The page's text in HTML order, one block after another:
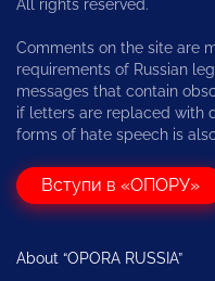
All rights reserved.
Comments on the site are
requirements of Russian
messages that contain
if letters are replaced with
forms of hate speech is
Вступи в «ОПОРУ»
About “OPORA RUSSIA”